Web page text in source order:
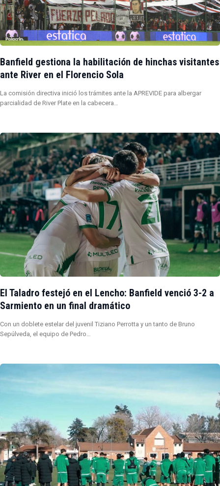
Banfield gestiona la habilitación de hinchas visitantes
ante River en el Florencio Sola
La comisión directiva inició los trámites ante la APREVIDE para albergar
parcialidad de River Plate en la cabecera…
El Taladro festejó en el Lencho: Banfield venció 3-2 a
Sarmiento en un final dramático
Con un doblete estelar del juvenil Tiziano Perrotta y un tanto de Bruno
Sepúlveda, el equipo de Pedro…